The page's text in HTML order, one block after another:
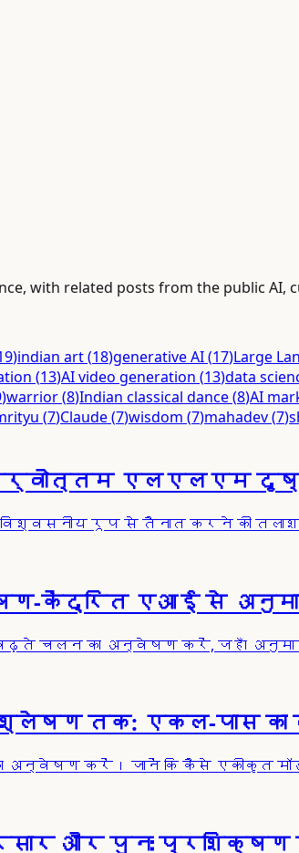
with related posts from the public AI,
)indian art(18)generative AI(17)Large
(13)AI video generation (13)data
)warrior(8)Indian classical dance(8)AI
(7)Claude(7)wisdom (7)mahadev(7)
सर्वोत्तम एलएलएम
विश्वसनीय रूप से तैनात करने की
केंद्रित एआई से
का अन्वेषण करें, जहाँ अनुमान
तक: एकल-पास का
अन्वेषण करें। जानें कि कैसे एकीकृत
और पुनः प्रशिक्षण